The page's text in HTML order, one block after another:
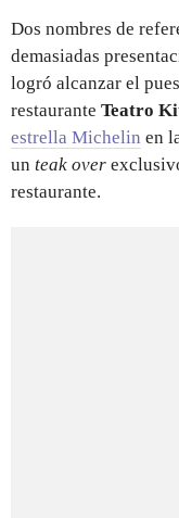
Dos nombres de
demasiadas
logró alcanzar el
restaurante Teatro
estrella Michelin en
un teak over
restaurante.